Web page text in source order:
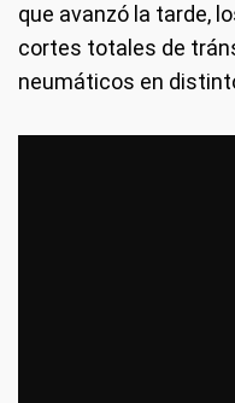
que avanzó la tarde,
cortes totales de
neumáticos en